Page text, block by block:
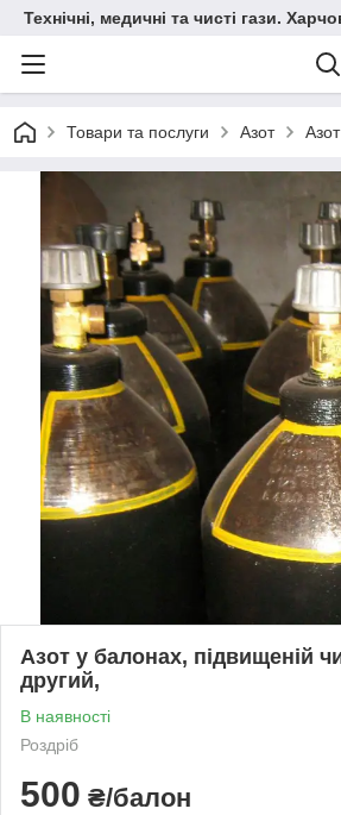
Технічні, медичні та чисті гази.
Товари та послуги Азот
Азот у балонах, підвищеній
другий,
В наявності
Роздріб
500 ₴/балон